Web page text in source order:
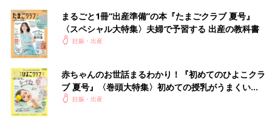
まるごと1冊“出産準備”の本『たまごクラブ 夏号』
〈スペシャル大特集〉夫婦で予習する 出産の教科書
妊娠・出産
赤ちゃんのお世話まるわかり！『初めてのひよこクラ
ブ 夏号』〈巻頭大特集〉初めての授乳がうまくい
く！ おっぱい・ミルクの基本と夏のトラブル 解決テ
妊娠・出産